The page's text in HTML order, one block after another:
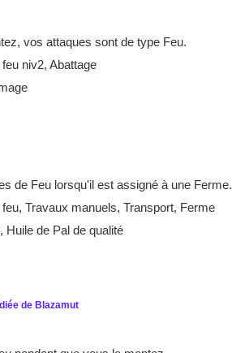
vos attaques sont de type Feu.
niv2, Abattage
de Feu lorsqu'il est assigné à une Ferme.
feu, Travaux manuels, Transport, Ferme
Huile de Pal de qualité
de Blazamut